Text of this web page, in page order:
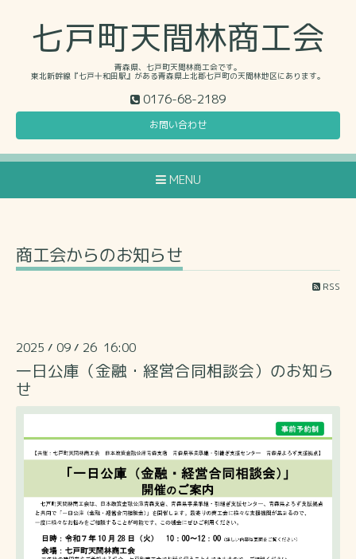
七戸町天間林商工会
青森県、七戸町天間林商工会です。
東北新幹線『七戸十和田駅』がある青森県上北郡七戸町の天間林地区にあります。
0176-68-2189
お問い合わせ
MENU
商工会からのお知らせ
RSS
2025 / 09 / 26 16:00
一日公庫（金融・経営合同相談会）のお知ら
せ